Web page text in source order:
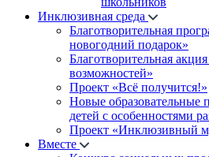
Инклюзивная среда
Благотворительная
новогодний подарок»
Благотворительная
возможностей»
Проект «Всё получится!»
Новые образовательные
детей с особенностями
Проект «Инклюзивный
Вместе